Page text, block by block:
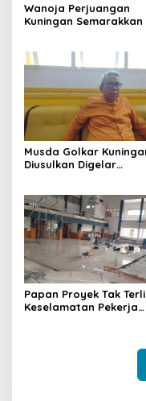
Wanoja Perjuangan
Kuningan Semarakkan
dan Berdaya
Musda Golkar
Diusulkan Digelar
Papan Proyek Tak
Keselamatan Pekerja